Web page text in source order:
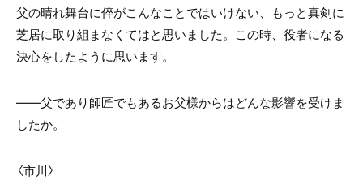
父の晴れ舞台に倅がこんなことではいけない、もっと真剣に
芝居に取り組まなくてはと思いました。この時、役者になる
決心をしたように思います。
――父であり師匠でもあるお父様からはどんな影響を受けま
したか。
〈市川〉